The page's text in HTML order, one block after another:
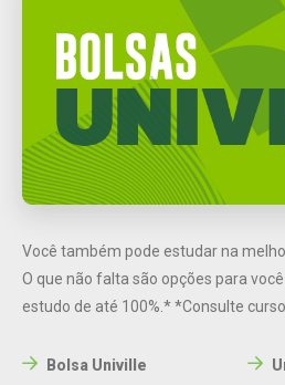
Você também pode estudar na
O que não falta são opções para
estudo de até 100%.**Consulte
Bolsa Univille